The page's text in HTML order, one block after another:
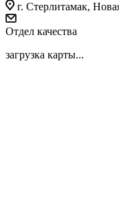
г. Стерлитамак,
Отдел качества
загрузка карты...